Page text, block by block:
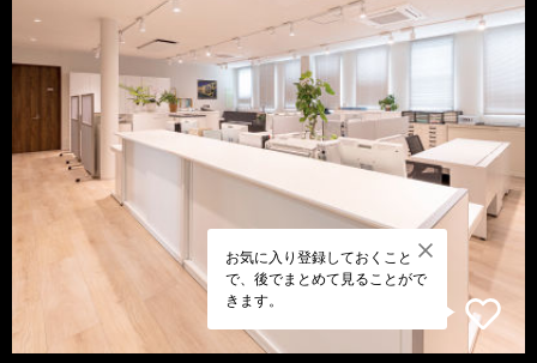
お気に入り登録しておくこと
で、後でまとめて見ることがで
きます。